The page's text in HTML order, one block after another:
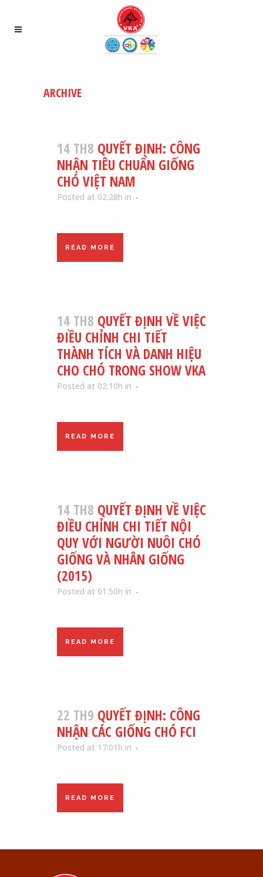
ARCHIVE
14 TH8 QUYẾT ĐỊNH: CÔNG
NHẬN TIÊU CHUẨN GIỐNG
CHÓ VIỆT NAM
Posted at 02:28h in
READ MORE
14 TH8 QUYẾT ĐỊNH VỀ VIỆC
ĐIỀU CHỈNH CHI TIẾT
THÀNH TÍCH VÀ DANH HIỆU
CHO CHÓ TRONG SHOW VKA
Posted at 02:10h in
READ MORE
14 TH8 QUYẾT ĐỊNH VỀ VIỆC
ĐIỀU CHỈNH CHI TIẾT NỘI
QUY VỚI NGƯỜI NUÔI CHÓ
GIỐNG VÀ NHÂN GIỐNG
(2015)
Posted at 01:50h in
READ MORE
22 TH9 QUYẾT ĐỊNH: CÔNG
NHẬN CÁC GIỐNG CHÓ FCI
Posted at 17:01h in
READ MORE